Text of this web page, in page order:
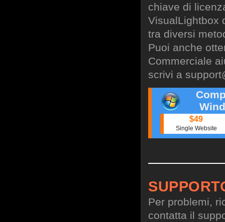
chiave di
VisualLightbox
tra diversi
Puoi anche
Commerciale
scrivi a
$49
Single Website
Per problemi,
contatta il